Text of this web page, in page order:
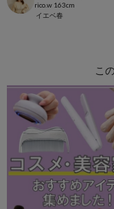
rico.w 163cm
イエベ春
こ